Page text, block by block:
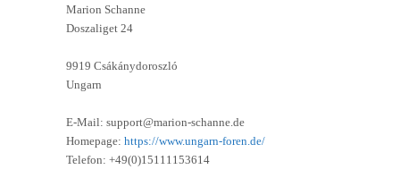
Marion Schanne
Doszaliget 24
9919 Csákánydoroszló
Ungarn
E-Mail: support@marion-schanne.de
Homepage: https://www.ungarn-foren.de/
Telefon: +49(0)15111153614